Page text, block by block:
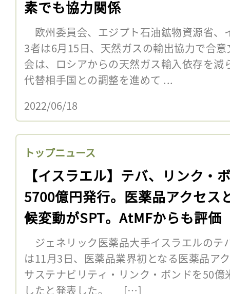
素でも協力関係
欧州委員会、エジプト石油鉱物資源省、
3者は6月15日、天然ガスの輸出協力で合
会は、ロシアからの天然ガス輸入依存を
代替相手国との調整を進めて ...
2022/06/18
トップニュース
【イスラエル】テバ、リンク・
5700億円発行。医薬品アクセス
候変動がSPT。AtMFからも評価
ジェネリック医薬品大手イスラエルのテ
は11月3日、医薬品業界初となる医薬品ア
サステナビリティ・リンク・ボンドを50
したと発表した。 […]